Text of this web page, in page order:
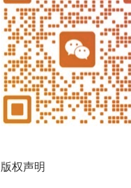
版权声明